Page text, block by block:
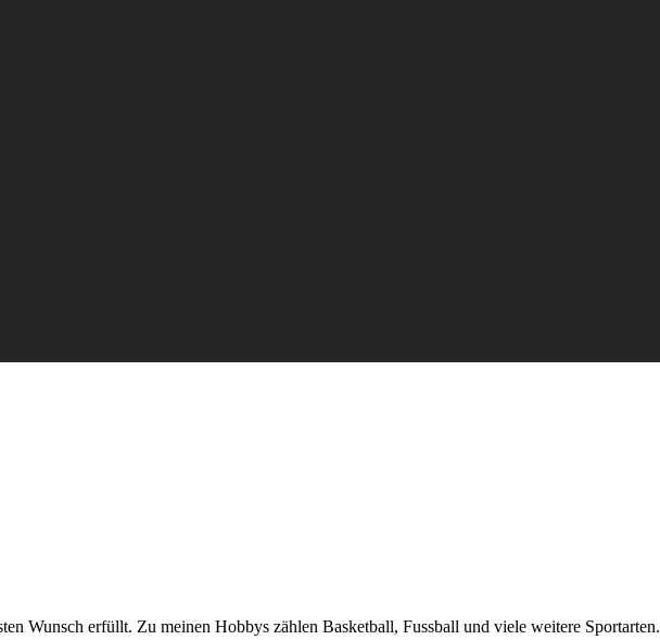
Wunsch erfüllt. Zu meinen Hobbys zählen Basketball, Fussball und viele weitere Sportarten.